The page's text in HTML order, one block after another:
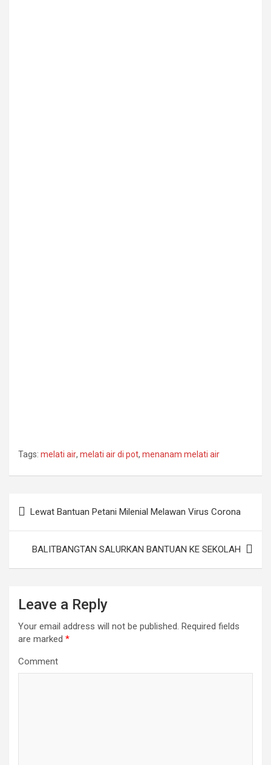
Tags: melati air, melati air di pot, menanam melati air
PostLewat Bantuan Petani Milenial Melawan Virus Corona
BALITBANGTAN SALURKAN BANTUAN KE SEKOLAH
Leave a Reply
Your email address will not be published. Required fields
are marked *
Comment